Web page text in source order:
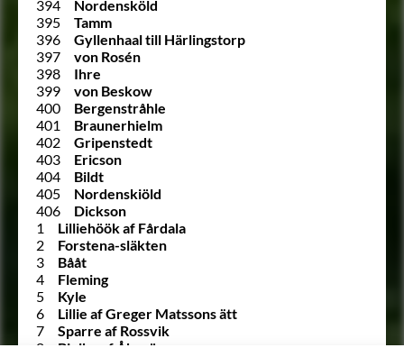
394
Nordensköld
395
Tamm
396
Gyllenhaal till Härlingstorp
397
von Rosén
398
Ihre
399
von Beskow
400
Bergenstråhle
401
Braunerhielm
402
Gripenstedt
403
Ericson
404
Bildt
405
Nordenskiöld
406
Dickson
1
Lilliehöök af Fårdala
2
Forstena-släkten
3
Bååt
4
Fleming
5
Kyle
6
Lillie af Greger Matssons ätt
7
Sparre af Rossvik
8
Bielke af Åkerö